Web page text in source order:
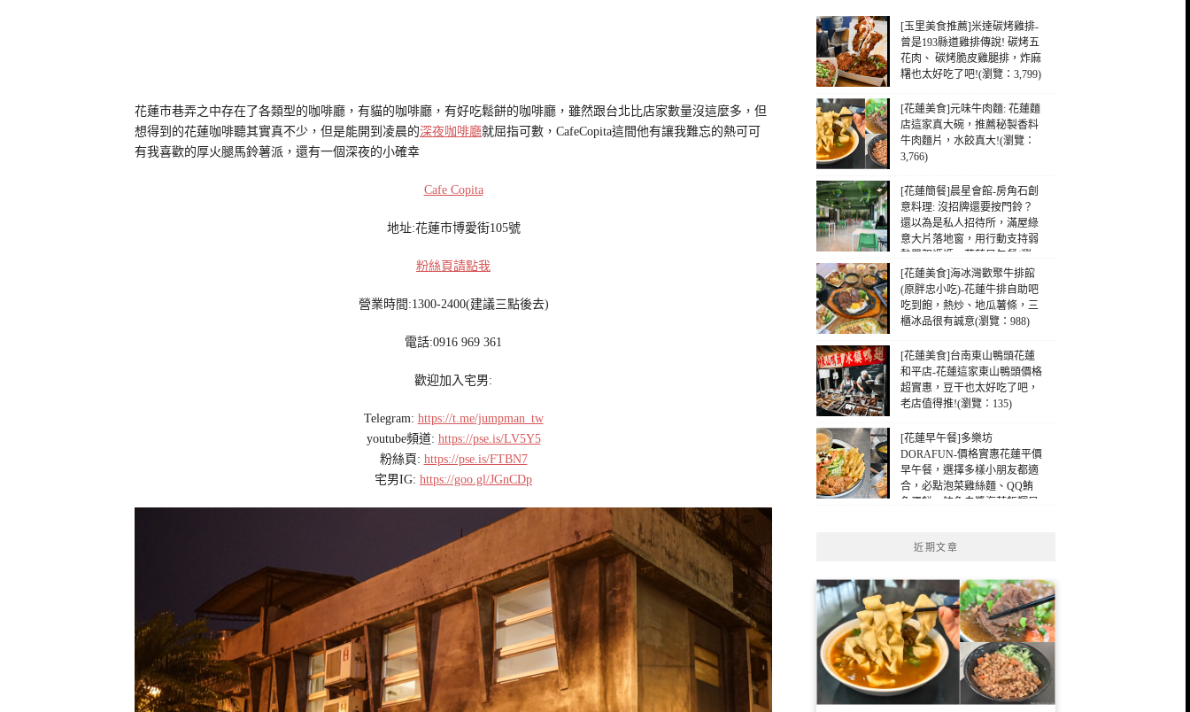
花蓮市巷弄之中存在了各類型的咖啡廳，有貓的咖啡廳，有好吃鬆餅的咖啡廳，雖然跟台北比店家數量沒這麼多，但
想得到的花蓮咖啡聽其實真不少，但是能開到凌晨的深夜咖啡廳就屈指可數，CafeCopita這間他有讓我難忘的熱可可
有我喜歡的厚火腿馬鈴薯派，還有一個深夜的小確幸
Cafe Copita
地址:花蓮市博愛街105號
粉絲頁請點我
營業時間:1300-2400(建議三點後去)
電話:0916 969 361
歡迎加入宅男:
Telegram: https://t.me/jumpman_tw
youtube頻道: https://pse.is/LV5Y5
粉絲頁: https://pse.is/FTBN7
宅男IG: https://goo.gl/JGnCDp
[玉里美食推薦]米達碳烤雞排-
曾是193縣道雞排傳說! 碳烤五
花肉、 碳烤脆皮雞腿排，炸麻
糬也太好吃了吧!(瀏覽：3,799)
[花蓮美食]元味牛肉麵: 花蓮麵
店這家真大碗，推薦秘製香料
牛肉麵片，水餃真大!(瀏覽：
3,766)
[花蓮簡餐]晨星會館-房角石創
意料理: 沒招牌還要按門鈴？
還以為是私人招待所，滿屋綠
意大片落地窗，用行動支持弱
勢單親媽媽，花蓮早午餐(瀏
覽：1,137)
[花蓮美食]海冰灣歡聚牛排館
(原胖忠小吃)-花蓮牛排自助吧
吃到飽，熱炒、地瓜薯條，三
櫃冰品很有誠意(瀏覽：988)
[花蓮美食]台南東山鴨頭花蓮
和平店-花蓮這家東山鴨頭價格
超實惠，豆干也太好吃了吧，
老店值得推!(瀏覽：135)
[花蓮早午餐]多樂坊
DORAFUN-價格實惠花蓮平價
早午餐，選擇多樣小朋友都適
合，必點泡菜雞絲麵、QQ鮪
魚蛋餅，鮪魚白醬海苔飯糰早
近期文章